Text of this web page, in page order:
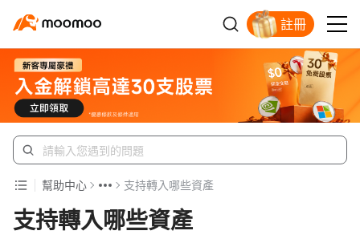
註冊
幫助中心 支持轉入哪些資產
支持轉入哪些資產